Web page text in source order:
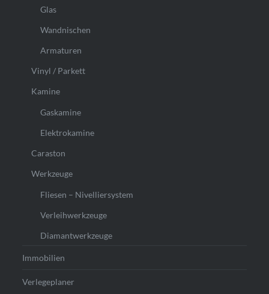
Glas
Wandnischen
Armaturen
Vinyl / Parkett
Kamine
Gaskamine
Elektrokamine
Caraston
Werkzeuge
Fliesen – Nivelliersystem
Verleihwerkzeuge
Diamantwerkzeuge
Immobilien
Verlegeplaner